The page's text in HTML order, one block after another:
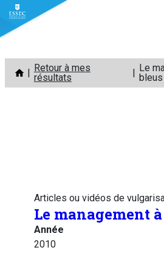
Aller
contenu
Retour à mes
résultats
Le
bleus
Articles ou vidéos de
Le management
Année
2010